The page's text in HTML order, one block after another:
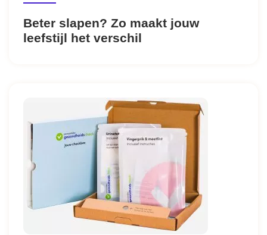
Beter slapen? Zo maakt jouw
leefstijl het verschil